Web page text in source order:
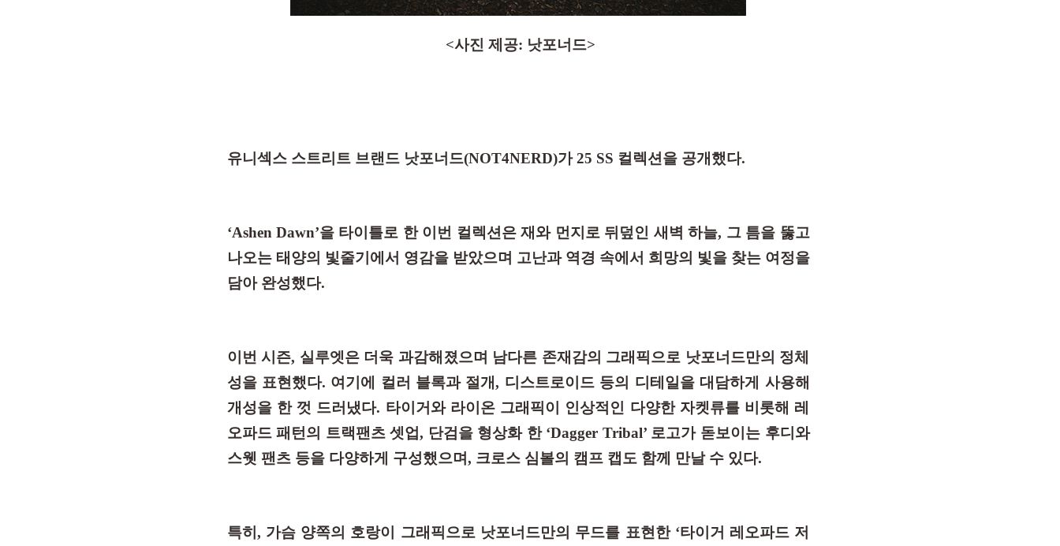
<사진 제공: 낫포너드>
유니섹스 스트리트 브랜드 낫포너드(NOT4NERD)가 25 SS 컬렉션을 공개했다.
‘Ashen Dawn’을 타이틀로 한 이번 컬렉션은 재와 먼지로 뒤덮인 새벽 하늘, 그 틈을 뚫고
나오는 태양의 빛줄기에서 영감을 받았으며 고난과 역경 속에서 희망의 빛을 찾는 여정을
담아 완성했다.
이번 시즌, 실루엣은 더욱 과감해졌으며 남다른 존재감의 그래픽으로 낫포너드만의 정체
성을 표현했다. 여기에 컬러 블록과 절개, 디스트로이드 등의 디테일을 대담하게 사용해
개성을 한 껏 드러냈다. 타이거와 라이온 그래픽이 인상적인 다양한 자켓류를 비롯해 레
오파드 패턴의 트랙팬츠 셋업, 단검을 형상화 한 ‘Dagger Tribal’ 로고가 돋보이는 후디와
스웻 팬츠 등을 다양하게 구성했으며, 크로스 심볼의 캠프 캡도 함께 만날 수 있다.
특히, 가슴 양쪽의 호랑이 그래픽으로 낫포너드만의 무드를 표현한 ‘타이거 레오파드 저